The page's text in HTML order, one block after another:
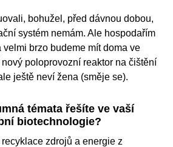
bohužel, před dávnou dobou,
systém nemám. Ale hospodařím
brzo budeme mít doma ve
poloprovozní reaktor na čištění
ještě neví žena (směje se).
témata řešíte ve vaší
biotechnologie?
zdrojů a energie z